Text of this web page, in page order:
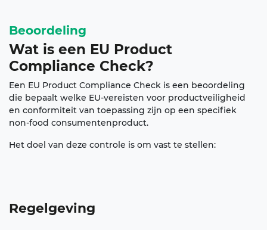
Beoordeling
Wat is een EU Product
Compliance Check?
Een EU Product Compliance Check is een beoordeling
die bepaalt welke EU-vereisten voor productveiligheid
en conformiteit van toepassing zijn op een specifiek
non-food consumentenproduct.
Het doel van deze controle is om vast te stellen:
Regelgeving